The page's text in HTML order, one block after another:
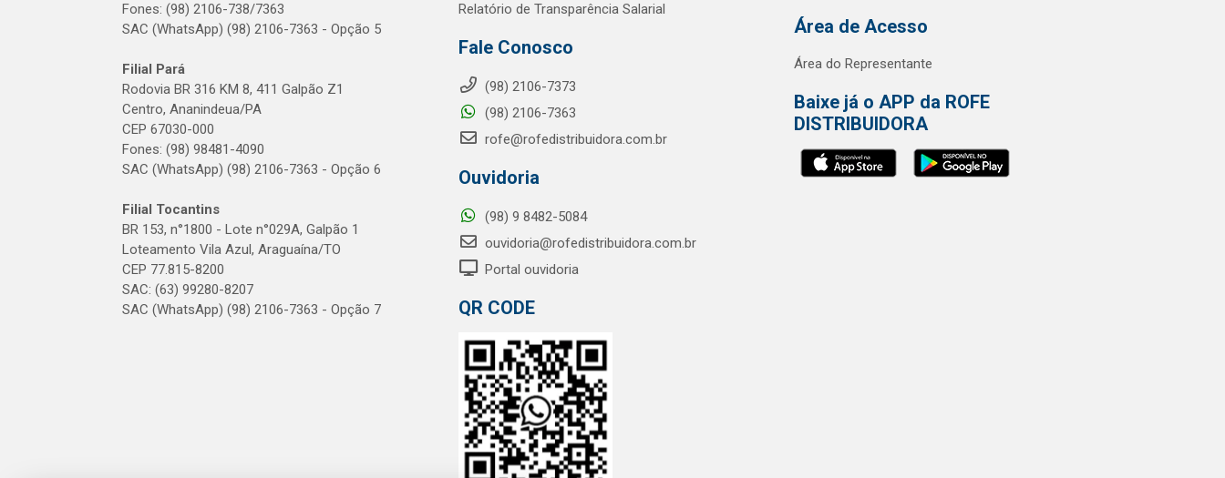
Fones: (98) 2106-738/7363
SAC (WhatsApp) (98) 2106-7363 - Opção 5
Filial Pará
Rodovia BR 316 KM 8, 411 Galpão Z1
Centro, Ananindeua/PA
CEP 67030-000
Fones: (98) 98481-4090
SAC (WhatsApp) (98) 2106-7363 - Opção 6
Filial Tocantins
BR 153, n°1800 - Lote n°029A, Galpão 1
Loteamento Vila Azul, Araguaína/TO
CEP 77.815-8200
SAC: (63) 99280-8207
SAC (WhatsApp) (98) 2106-7363 - Opção 7
Relatório de Transparência Salarial
Fale Conosco
(98) 2106-7373
(98) 2106-7363
rofe@rofedistribuidora.com.br
Ouvidoria
(98) 9 8482-5084
ouvidoria@rofedistribuidora.com.br
Portal ouvidoria
QR CODE
Área de Acesso
Área do Representante
Baixe já o APP da ROFE
DISTRIBUIDORA